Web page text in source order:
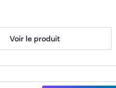
Voir le produit